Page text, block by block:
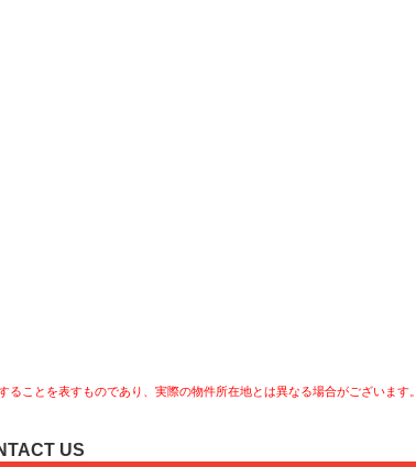
ことを表すものであり、実際の物件所在地とは異なる場合がございます。
US